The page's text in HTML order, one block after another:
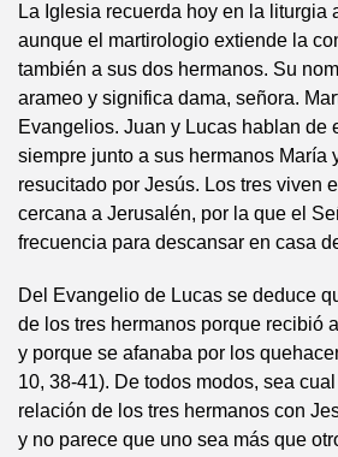
La Iglesia recuerda hoy en la liturgia
aunque el martirologio extiende la
también a sus dos hermanos. Su
arameo y significa dama, señora.
Evangelios. Juan y Lucas hablan de
siempre junto a sus hermanos María
resucitado por Jesús. Los tres viven
cercana a Jerusalén, por la que el
frecuencia para descansar en casa
Del Evangelio de Lucas se deduce
de los tres hermanos porque recibió
y porque se afanaba por los
10, 38-41). De todos modos, sea
relación de los tres hermanos con
y no parece que uno sea más que